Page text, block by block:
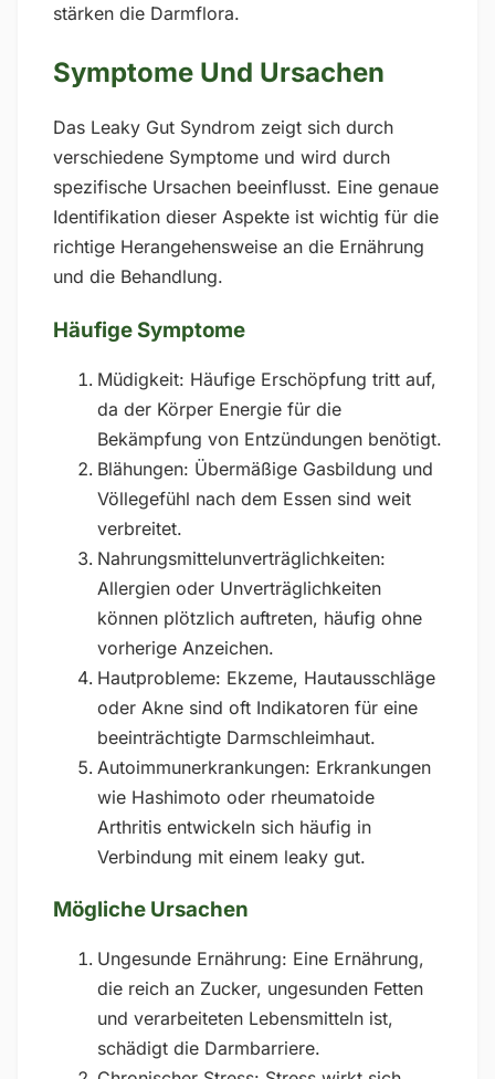
stärken die Darmflora.
Symptome Und Ursachen
Das Leaky Gut Syndrom zeigt sich durch
verschiedene Symptome und wird durch
spezifische Ursachen beeinflusst. Eine genaue
Identifikation dieser Aspekte ist wichtig für die
richtige Herangehensweise an die Ernährung
und die Behandlung.
Häufige Symptome
Müdigkeit: Häufige Erschöpfung tritt auf,
da der Körper Energie für die
Bekämpfung von Entzündungen benötigt.
Blähungen: Übermäßige Gasbildung und
Völlegefühl nach dem Essen sind weit
verbreitet.
Nahrungsmittelunverträglichkeiten:
Allergien oder Unverträglichkeiten
können plötzlich auftreten, häufig ohne
vorherige Anzeichen.
Hautprobleme: Ekzeme, Hautausschläge
oder Akne sind oft Indikatoren für eine
beeinträchtigte Darmschleimhaut.
Autoimmunerkrankungen: Erkrankungen
wie Hashimoto oder rheumatoide
Arthritis entwickeln sich häufig in
Verbindung mit einem leaky gut.
Mögliche Ursachen
Ungesunde Ernährung: Eine Ernährung,
die reich an Zucker, ungesunden Fetten
und verarbeiteten Lebensmitteln ist,
schädigt die Darmbarriere.